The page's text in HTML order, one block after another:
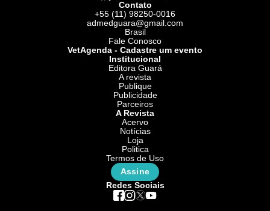
Contato
+55 (11) 98250-0016
admedguara@gmail.com
Brasil
Fale Conosco
VetAgenda - Cadastre um evento
Institucional
Editora Guará
A revista
Publique
Publicidade
Parceiros
A Revista
Acervo
Notícias
Loja
Politica
Termos de Uso
Assine
Redes Sociais